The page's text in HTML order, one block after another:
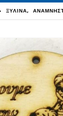
ΞΥΛΙΝΑ,